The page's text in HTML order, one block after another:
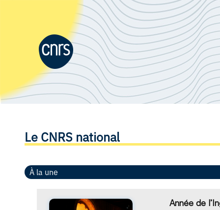
Le CNRS national
À la une
Année de